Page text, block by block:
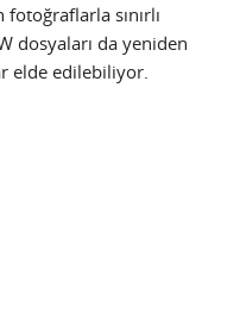
sınırlı
dosyaları da yeniden
elde edilebiliyor.